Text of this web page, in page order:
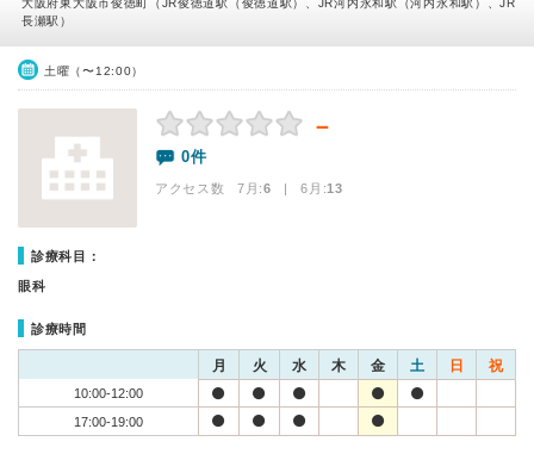
大阪府東大阪市俊徳町（JR俊徳道駅（俊徳道駅）、JR河内永和駅（河内永和駅）、JR
長瀬駅）
土曜（〜12:00）
－
0件
アクセス数 7月:6 | 6月:13
診療科目：
眼科
診療時間
月 火 水 木 金 土 日 祝
10:00-12:00
17:00-19:00